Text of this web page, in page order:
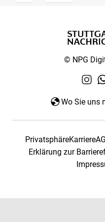
© NPG
Wo Sie uns
PrivatsphäreKarriere
Erklärung zur